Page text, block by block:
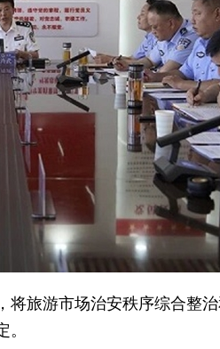
旅游市场治安秩序综合整